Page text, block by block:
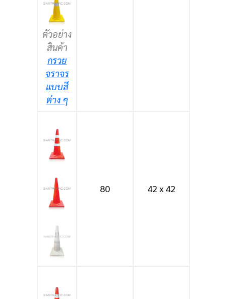
ตัวอย่าง
สินค้า
กรวย
จราจร
แบบสี
ต่าง ๆ
80 42 x 42